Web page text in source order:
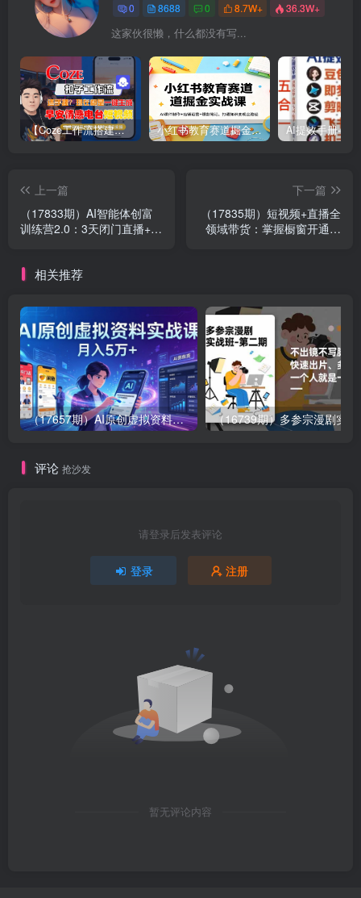
0 8688 0 8.7W+ 36.3W+
这家伙很懒，什么都没有写...
【Coze工作流搭建实操教程】【coze】早安情感电台日签视频还在手动做？用扣子工作流自动生成，省时90% 小红书教育赛道掘金实战课：AI课件制作+店铺运营+爆款笔记，打通知识变现全路径
上一篇
（17833期）AI智能体创富
训练营2.0：3天闭门直播+视
下一篇
（17835期）短视频+直播全
领域带货：掌握橱窗开通、
相关推荐
（17657期）AI原创虚拟资料实战课：2026新机会，小红书闲鱼开店，普通人用AI轻松变现，月入5万+
评论 抢沙发
请登录后发表评论
登录 注册
暂无评论内容